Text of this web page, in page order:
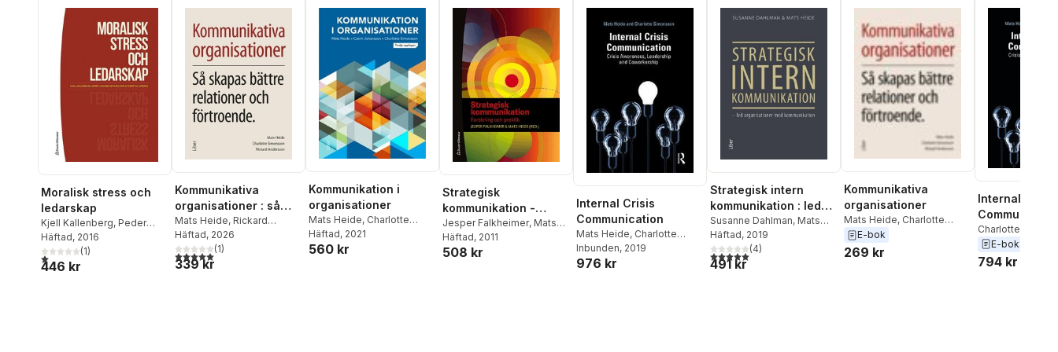
Simonsson,Jesper
Strömbäck,Åsa Thelander
Sara Von Platen
Moralisk stress och
ledarskap
Kjell Kallenberg, Peder
Hyllengren,Gerry Larsson
Sofia Nilsson
Häftad, 2016
1,0utav 5 stjärnor. Totalt antal röster:
(1)
446 kr
Kommunikativa
organisationer : så
skapas bättre
relationer och
förtroende
Mats Heide, Rickard
Andersson,Charlotte
Simonsson
Häftad, 2026
5,0utav 5 stjärnor. Totalt antal röster:
(1)
339 kr
Kommunikation i
organisationer
Mats Heide, Charlotte
Simonsson,
Johansson
Häftad, 2021
560 kr
Strategisk
kommunikation -
Forskning och praktik
Jesper Falkheimer, Mats
Heide,Cecilia Cassinger
Edward Deverell
Häftad, 2011
508 kr
Internal Crisis
Communication
Mats Heide, Charlotte
Simonsson
Inbunden, 2019
976 kr
Strategisk intern
kommunikation : led
organisationer med
kommunikation
Susanne Dahlman, Mats
Heide
Häftad, 2019
5,0utav 5 stjärnor. Totalt antal röster:
(4)
491 kr
Kommunikativa
organisationer
Mats Heide, Charlotte
Simonsson
Andersson
E-bok
269 kr
Internal Crisis
Charlotte
Heide
E-bok
794 kr